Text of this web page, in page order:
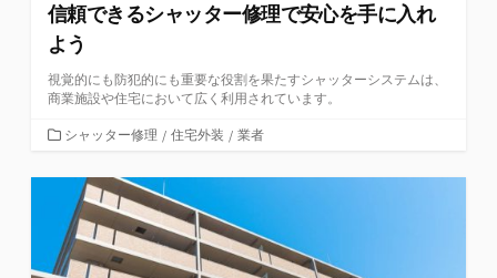
信頼できるシャッター修理で安心を手に入れ
よう
視覚的にも防犯的にも重要な役割を果たすシャッターシステムは、
商業施設や住宅において広く利用されています。
カ
ゴ
ー
シャッター修理 / 住宅外装 / 業者